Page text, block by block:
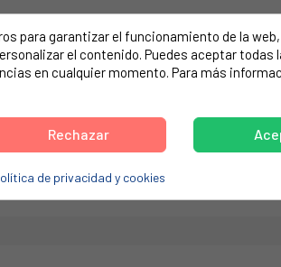
Suele estar formado por números y letras.
para garantizar el funcionamiento de la
el contenido. Puedes aceptar todas
en cualquier momento. Para más
Rechazar
de privacidad y cookies